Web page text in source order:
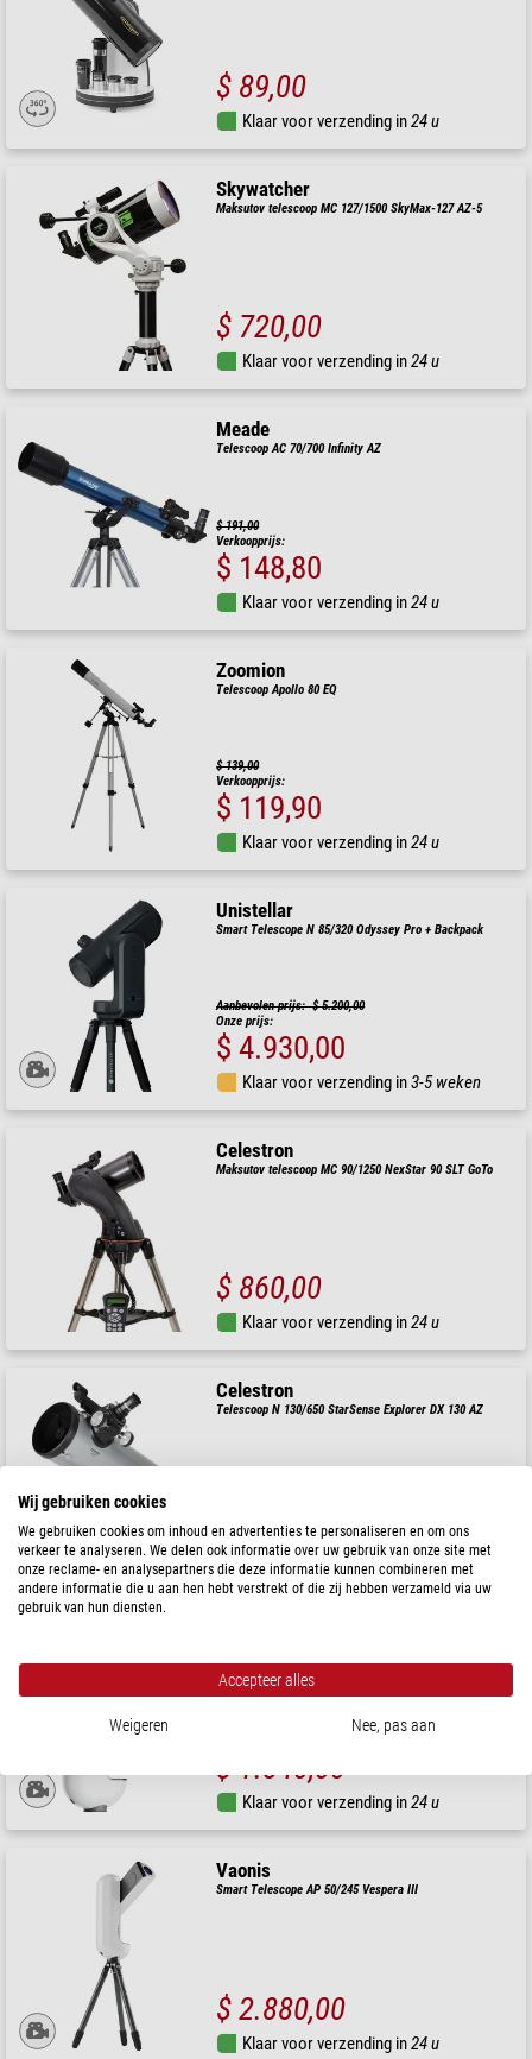
$ 89,00
Klaar voor verzending in24 u
Skywatcher
Maksutov telescoop MC 127/1500 SkyMax-127 AZ-5
$ 720,00
Klaar voor verzending in24 u
Meade
Telescoop AC 70/700 Infinity AZ
$ 191,00
Verkoopprijs:
$ 148,80
Klaar voor verzending in24 u
Zoomion
Telescoop Apollo 80 EQ
$ 139,00
Verkoopprijs:
$ 119,90
Klaar voor verzending in24 u
Unistellar
Smart Telescope N 85/320 Odyssey Pro + Backpack
Aanbevolen prijs: $ 5.200,00
Onze prijs:
$ 4.930,00
Klaar voor verzending in3-5 weken
Celestron
Maksutov telescoop MC 90/1250 NexStar 90 SLT GoTo
$ 860,00
Klaar voor verzending in24 u
Celestron
Telescoop N 130/650 StarSense Explorer DX 130 AZ
$ 700,00
Klaar voor verzending in24 u
$ 1.840,00
Klaar voor verzending in24 u
Vaonis
Smart Telescope AP 50/245 Vespera III
$ 2.880,00
Klaar voor verzending in24 u
Wij gebruiken cookies
We gebruiken cookies om inhoud en advertenties te personaliseren en om ons
verkeer te analyseren. We delen ook informatie over uw gebruik van onze site met
onze reclame- en analysepartners die deze informatie kunnen combineren met
andere informatie die u aan hen hebt verstrekt of die zij hebben verzameld via uw
gebruik van hun diensten.
Accepteer alles
Weigeren Nee, pas aan